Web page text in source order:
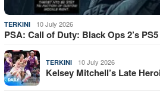
TERKINI 10 July 2026
PSA: Call of Duty: Black Ops 2’s
TERKINI 10 July 2026
Kelsey Mitchell’s Late